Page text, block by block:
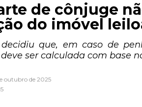
de cônjuge
do imóvel
decidiu que, em caso de
ser calculada com base
outubro de 2025